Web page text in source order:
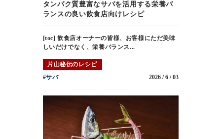
タンパク質豊富なサバを活用する栄養バ
ランスの良い飲食店向けレシピ
[toc] 飲食店オーナーの皆様、お客様にただ美味
しいだけでなく、栄養バランス...
片山秘伝のレシピ
#サバ
2026 / 6 / 03